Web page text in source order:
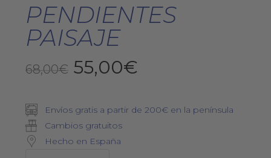
PENDIENTES
PAISAJE
68,00€ El
original
era:
68,00€.
55,00€
actual
Envíos gratis a partir de 200€ en la península
Cambios gratuitos
Hecho en España